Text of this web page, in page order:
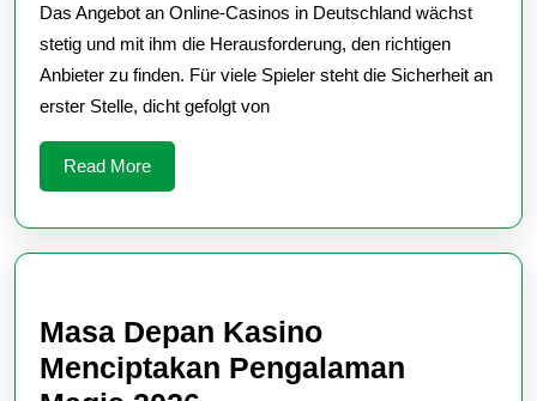
die
beste
deutsche
online
Tipps
Spielerlebnis
Das Angebot an Online-Casinos in Deutschland wächst
stetig und mit ihm die Herausforderung, den richtigen
Anbieter zu finden. Für viele Spieler steht die Sicherheit an
erster Stelle, dicht gefolgt von
Read MoreRead
More
Masa Depan Kasino
Menciptakan Pengalaman